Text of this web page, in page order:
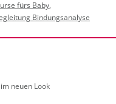
fürs Baby,
Bindungsanalyse
neuen Look